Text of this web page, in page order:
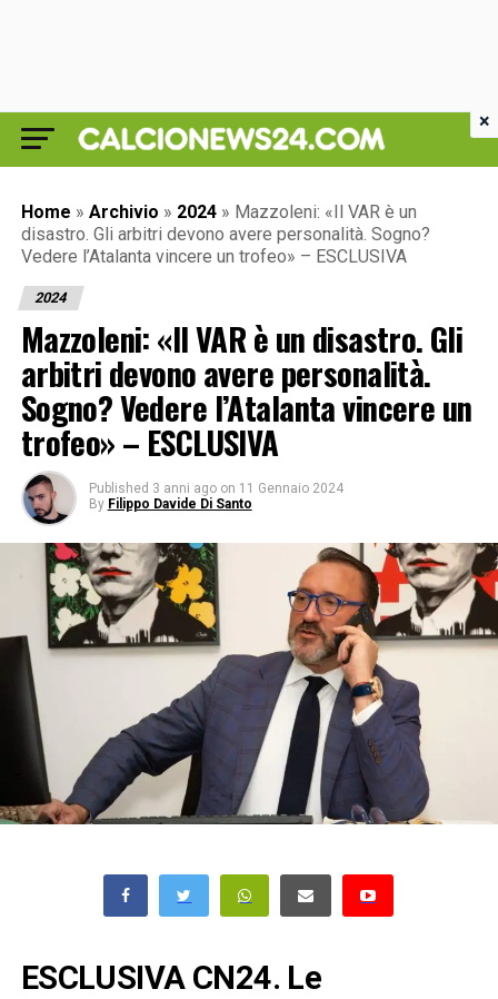
Home » Archivio » 2024 » Mazzoleni: «Il VAR è un
disastro. Gli arbitri devono avere personalità. Sogno?
Vedere l’Atalanta vincere un trofeo» – ESCLUSIVA
2024
Mazzoleni: «Il VAR è un disastro. Gli
arbitri devono avere personalità.
Sogno? Vedere l’Atalanta vincere un
trofeo» – ESCLUSIVA
Published 3 anni ago on 11 Gennaio 2024
By Filippo Davide Di Santo
ESCLUSIVA CN24. Le
×